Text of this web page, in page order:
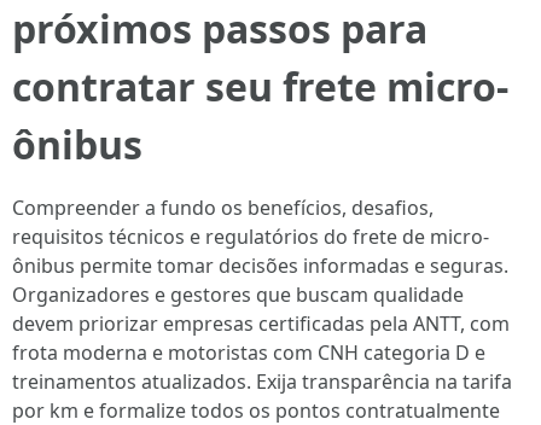
próximos passos para
contratar seu frete micro-
ônibus
Compreender a fundo os benefícios, desafios,
requisitos técnicos e regulatórios do frete de micro-
ônibus permite tomar decisões informadas e seguras.
Organizadores e gestores que buscam qualidade
devem priorizar empresas certificadas pela ANTT, com
frota moderna e motoristas com CNH categoria D e
treinamentos atualizados. Exija transparência na tarifa
por km e formalize todos os pontos contratualmente